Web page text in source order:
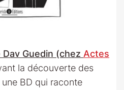
Guedin (chez Actes
la découverte des
BD qui raconte